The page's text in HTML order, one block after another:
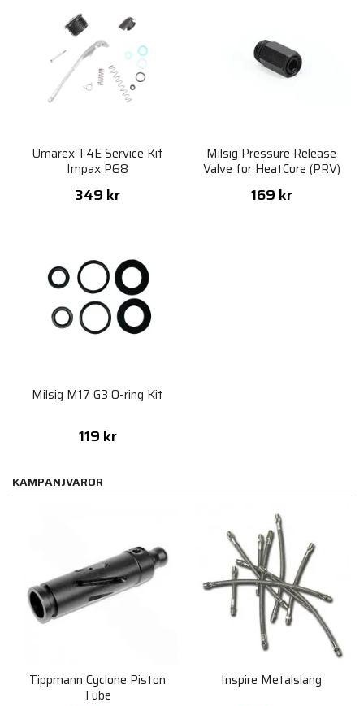
Umarex T4E Service Kit
Impax P68
349 kr
Milsig Pressure Release
Valve for HeatCore (PRV)
169 kr
Milsig M17 G3 O-ring Kit
119 kr
KAMPANJVAROR
Tippmann Cyclone Piston
Tube
Inspire Metalslang